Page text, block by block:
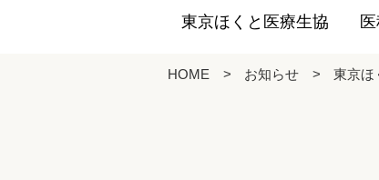
東京ほくと医療生協
HOME > お知らせ > 東京ほ